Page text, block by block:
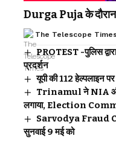
Durga Puja के दौरान
The Telescope
PROTEST -पुलिस
प्रदर्शन
यूपी की 112 हेल्पलाइन
Trinamul ने NIA और
लगाया, Election
Sarvodya Fraud
सुनवाई 9 मई को